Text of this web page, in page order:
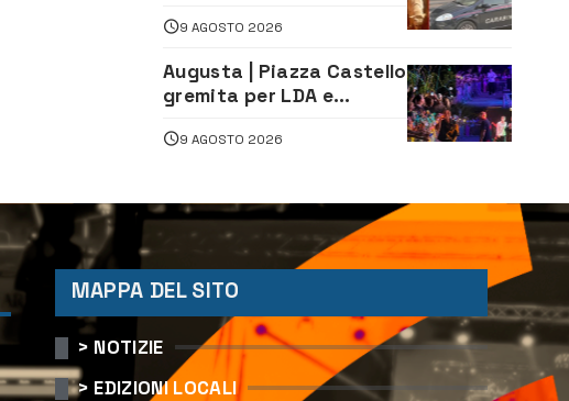
denunciano proprietario
9 AGOSTO 2026
Augusta | Piazza Castello
gremita per LDA e
ed emozioni per
9 AGOSTO 2026
MAPPA DEL SITO
> NOTIZIE
> EDIZIONI LOCALI